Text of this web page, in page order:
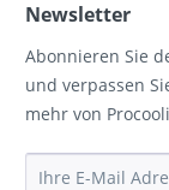
Newsletter
Abonnieren Sie
und verpassen
mehr von